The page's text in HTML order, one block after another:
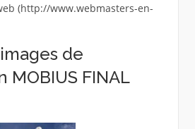
(http://www.webmasters-en-
de
MOBIUS FINAL